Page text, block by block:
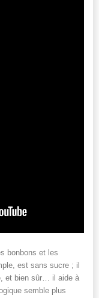
bonbons et les
est sans sucre ; il
et bien sûr… il aide à
semble plus